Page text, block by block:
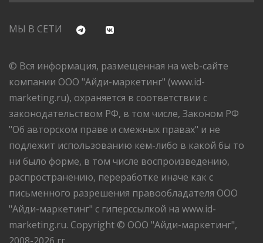
МЫ В СЕТИ
© Вся информация, размещенная на web-сайте
компании ООО "Айди-маркетинг" (www.id-
marketing.ru), охраняется в соответствии с
законодательством РФ, в том числе, Законом РФ
"Об авторском праве и смежных правах" и не
подлежит использованию кем-либо в какой бы то
ни было форме, в том числе воспроизведению,
распространению, переработке иначе как с
письменного разрешения правообладателя ООО
"Айди-маркетинг" с гиперссылкой на www.id-
marketing.ru. Copyright © ООО "Айди-маркетинг",